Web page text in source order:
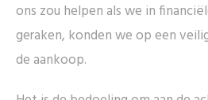
ons zou helpen als we in
geraken, konden we op een
de aankoop.